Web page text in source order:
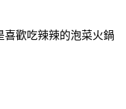
歡吃辣辣的泡菜火鍋